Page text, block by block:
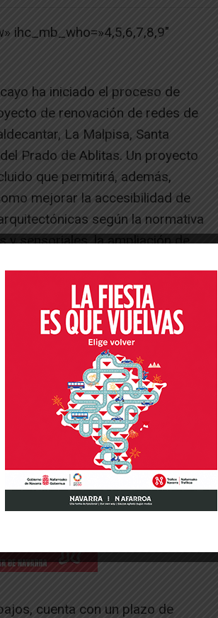
ihc_mb_who=»4,5,6,7,8,9″
ha iniciado el proceso de
de renovación de redes de
La Malpisa, Santa
Prado de Ablitas. Un proyecto
que permitirá, además,
mejorar la accesibilidad de
según la normativa
y sensoriales, la ampliación de
y su delimitación de la calzada
el acceso a los garajes.
cuenta con un plazo de